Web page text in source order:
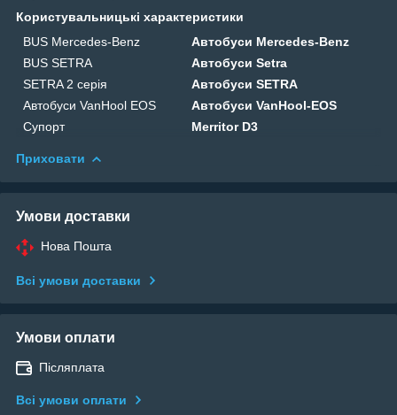
Користувальницькі характеристики
BUS Mercedes-Benz
Автобуси Mercedes-Benz
BUS SETRA
Автобуси Setra
SETRA 2 серія
Автобуси SETRA
Автобуси VanHool EOS
Автобуси VanHool-EOS
Супорт
Merritor D3
Приховати
Умови доставки
Нова Пошта
Всі умови доставки
Умови оплати
Післяплата
Всі умови оплати